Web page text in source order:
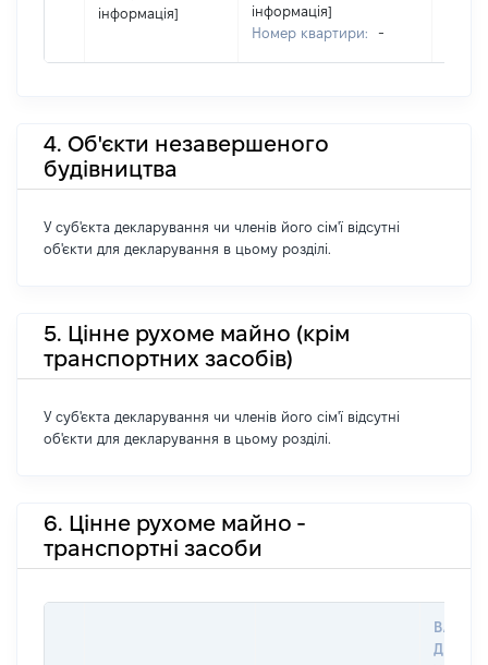
інформація]
інформація]
Номер квартири:
-
4. Об'єкти незавершеного
будівництва
У суб'єкта декларування чи членів його сім'ї відсутні
об'єкти для декларування в цьому розділі.
5. Цінне рухоме майно (крім
транспортних засобів)
У суб'єкта декларування чи членів його сім'ї відсутні
об'єкти для декларування в цьому розділі.
6. Цінне рухоме майно -
транспортні засоби
ДАТУ